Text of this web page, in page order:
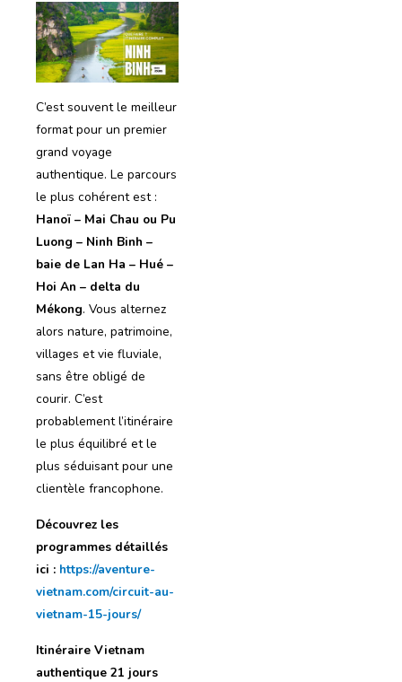
C’est souvent le meilleur
format pour un premier
grand voyage
authentique. Le parcours
le plus cohérent est :
Hanoï – Mai Chau ou Pu
Luong – Ninh Binh –
baie de Lan Ha – Hué –
Hoi An – delta du
Mékong. Vous alternez
alors nature, patrimoine,
villages et vie fluviale,
sans être obligé de
courir. C’est
probablement l’itinéraire
le plus équilibré et le
plus séduisant pour une
clientèle francophone.
Découvrez les
programmes détaillés
ici : https://aventure-
vietnam.com/circuit-au-
vietnam-15-jours/
Itinéraire Vietnam
authentique 21 jours